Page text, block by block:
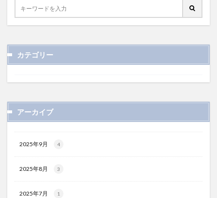
カテゴリー
アーカイブ
2025年9月 4
2025年8月 3
2025年7月 1